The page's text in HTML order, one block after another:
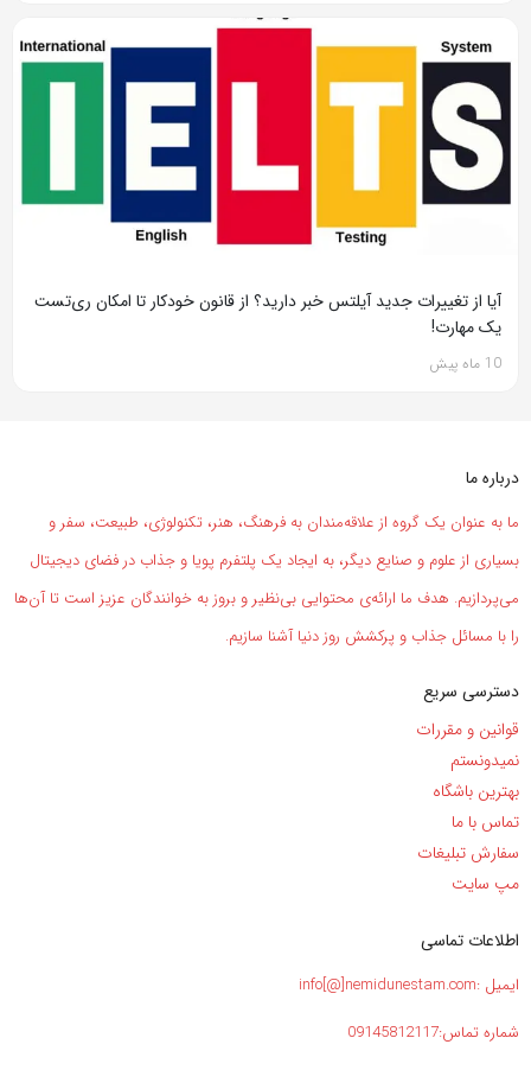
آیا از تغییرات جدید آیلتس خبر دارید؟ از قانون خودکار تا امکان ری‌تست
یک مهارت!
10 ماه پیش
درباره ما
ما به عنوان یک گروه از علاقه‌مندان به فرهنگ، هنر، تکنولوژی، طبیعت، سفر و
بسیاری از علوم و صنایع دیگر، به ایجاد یک پلتفرم پویا و جذاب در فضای دیجیتال
می‌پردازیم. هدف ما ارائه‌ی محتوایی بی‌نظیر و بروز به خوانندگان عزیز است تا آن‌ها
را با مسائل جذاب و پرکشش روز دنیا آشنا سازیم.
دسترسی سریع
قوانین و مقررات
نمیدونستم
بهترین باشگاه
تماس با ما
سفارش تبلیغات
مپ سایت
اطلاعات تماسی
ایمیل :info[@]nemidunestam.com
شماره تماس:09145812117